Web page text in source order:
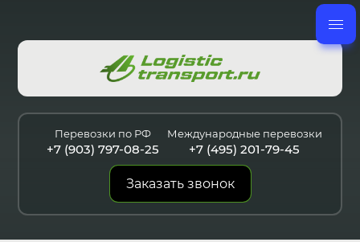
Перевозки по РФ
+7 (903) 797-08-25
Международные перевозки
+7 (495) 201-79-45
Заказать звонок